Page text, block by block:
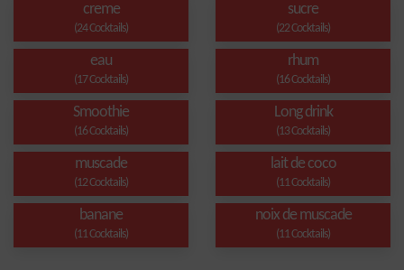
creme
(24 Cocktails)
sucre
(22 Cocktails)
eau
(17 Cocktails)
rhum
(16 Cocktails)
Smoothie
(16 Cocktails)
Long drink
(13 Cocktails)
muscade
(12 Cocktails)
lait de coco
(11 Cocktails)
banane
(11 Cocktails)
noix de muscade
(11 Cocktails)